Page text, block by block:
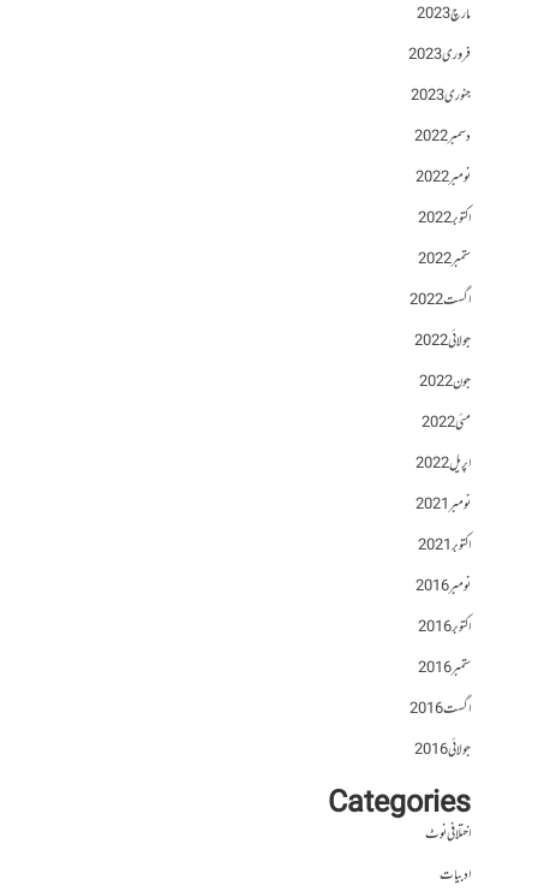
مارچ 2023
فروری 2023
جنوری 2023
دسمبر 2022
نومبر 2022
اکتوبر 2022
ستمبر 2022
اگست 2022
جولائی 2022
جون 2022
مئی 2022
اپریل 2022
نومبر 2021
اکتوبر 2021
نومبر 2016
اکتوبر 2016
ستمبر 2016
اگست 2016
جولائی 2016
Categories
اختلافی نوٹ
ادبیات